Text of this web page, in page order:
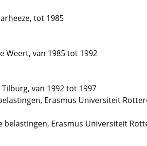
tot 1985
Weert, van 1985 tot 1992
van 1992 tot 1997
Erasmus Universiteit
belastingen, Erasmus Universiteit